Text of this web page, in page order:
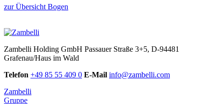
zur Übersicht Bogen
Zambelli Holding GmbH Passauer Straße 3+5, D-94481
Grafenau/Haus im Wald
Telefon +49 85 55 409 0 E-Mail info@zambelli.com
Zambelli
Gruppe